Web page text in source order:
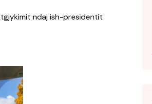
ndaj ish-presidentit